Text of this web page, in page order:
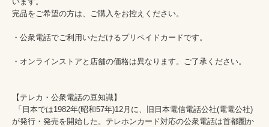
完品をご希望の方は、ご購入をお控えください。
・公衆電話でご利用いただけるプリペイドカードです。
・オンラインストアと店舗の価格は異なります。ご了承ください。
【テレカ・公衆電話の豆知識】
が発行・発売を開始した。テレホンカード対応の公衆電話は首都圏か